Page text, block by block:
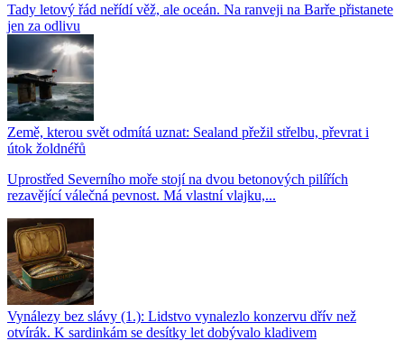
Tady letový řád neřídí věž, ale oceán. Na ranveji na Barře přistanete
jen za odlivu
Země, kterou svět odmítá uznat: Sealand přežil střelbu, převrat i
útok žoldnéřů
Uprostřed Severního moře stojí na dvou betonových pilířích
rezavějící válečná pevnost. Má vlastní vlajku,...
Vynálezy bez slávy (1.): Lidstvo vynalezlo konzervu dřív než
otvírák. K sardinkám se desítky let dobývalo kladivem